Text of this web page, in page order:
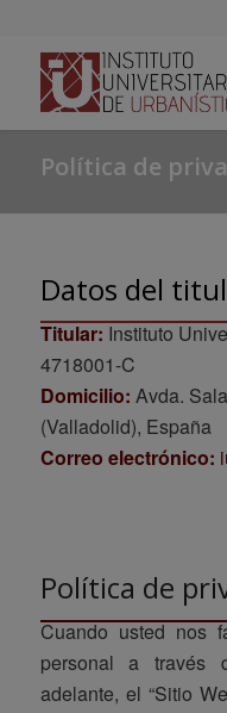
Política de
Datos del
Titular: Instituto
4718001-C
Domicilio: Avda.
(Valladolid), España
Correo electrónico:
Política de
Cuando usted nos
personal a través
adelante, el “Sitio